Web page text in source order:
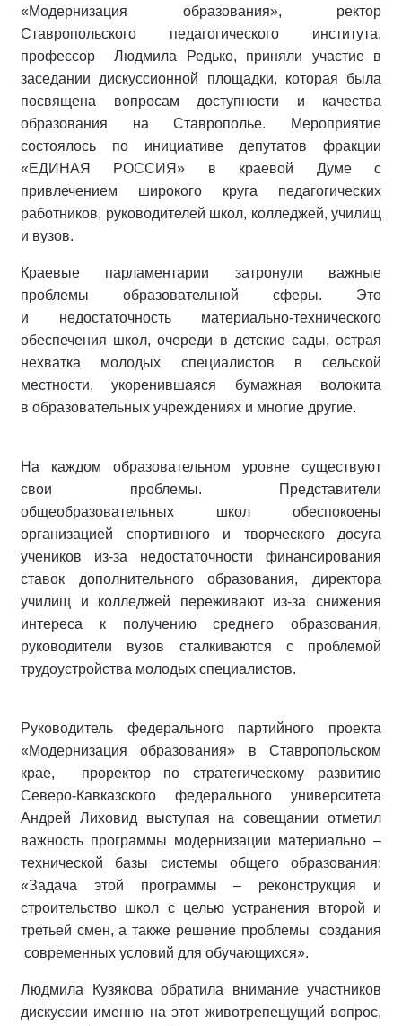
«Модернизация образования», ректор
Ставропольского педагогического института,
профессор Людмила Редько, приняли участие в
заседании дискуссионной площадки, которая была
посвящена вопросам доступности и качества
образования на Ставрополье. Мероприятие
состоялось по инициативе депутатов фракции
«ЕДИНАЯ РОССИЯ» в краевой Думе с
привлечением широкого круга педагогических
работников, руководителей школ, колледжей, училищ
и вузов.
Краевые парламентарии затронули важные
проблемы образовательной сферы. Это
и недостаточность материально-технического
обеспечения школ, очереди в детские сады, острая
нехватка молодых специалистов в сельской
местности, укоренившаяся бумажная волокита
в образовательных учреждениях и многие другие.
На каждом образовательном уровне существуют
свои проблемы. Представители
общеобразовательных школ обеспокоены
организацией спортивного и творческого досуга
учеников из-за недостаточности финансирования
ставок дополнительного образования, директора
училищ и колледжей переживают из-за снижения
интереса к получению среднего образования,
руководители вузов сталкиваются с проблемой
трудоустройства молодых специалистов.
Руководитель федерального партийного проекта
«Модернизация образования» в Ставропольском
крае, проректор по стратегическому развитию
Северо-Кавказского федерального университета
Андрей Лиховид выступая на совещании отметил
важность программы модернизации материально –
технической базы системы общего образования:
«Задача этой программы – реконструкция и
строительство школ с целью устранения второй и
третьей смен, а также решение проблемы создания
современных условий для обучающихся».
Людмила Кузякова обратила внимание участников
дискуссии именно на этот животрепещущий вопрос,